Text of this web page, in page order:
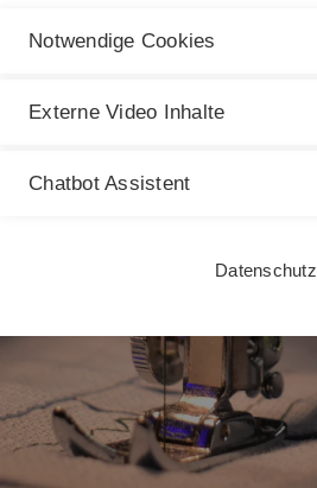
Notwendige Cookies
Externe Video Inhalte
Chatbot Assistent
Datenschutz